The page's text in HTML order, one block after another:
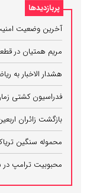
پربازدیدها
آخرین وضعیت
مریم همتیان در
هشدار الاخبار به
فدراسیون کشتی
بازگشت زائران
محموله سنگین
محبوبیت ترامپ در